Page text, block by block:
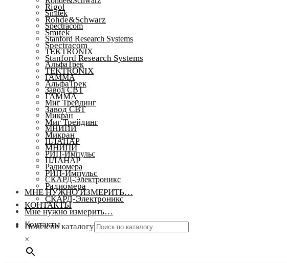
Smitek
Spectracom
Stanford Research Systems
TEKTRONIX
АльфаТрек
ГАММА
Завод СВТ
Миг Трейдинг
Микран
МНИПИ
ПЛАНАР
РИП-Импульс
Радиомера
СКАРД-Электроникс
МНЕ НУЖНО ИЗМЕРИТЬ…
КОНТАКТЫ
Поиск по каталогу
×
Rigol
Rohde&Schwarz
Smitek
Spectracom
Stanford Research Systems
TEKTRONIX
АльфаТрек
ГАММА
Завод СВТ
Миг Трейдинг
Микран
МНИПИ
ПЛАНАР
РИП-Импульс
Радиомера
СКАРД-Электроникс
Мне нужно измерить…
Контакты